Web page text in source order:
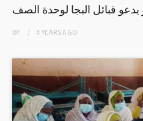
يدعو قبائل البجا لوحدة الصف
BY 4 YEARSAGO